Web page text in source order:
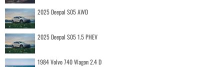
2025 Deepal S05 AWD
2025 Deepal S05 1.5 PHEV
1984 Volvo 740 Wagon 2.4 D